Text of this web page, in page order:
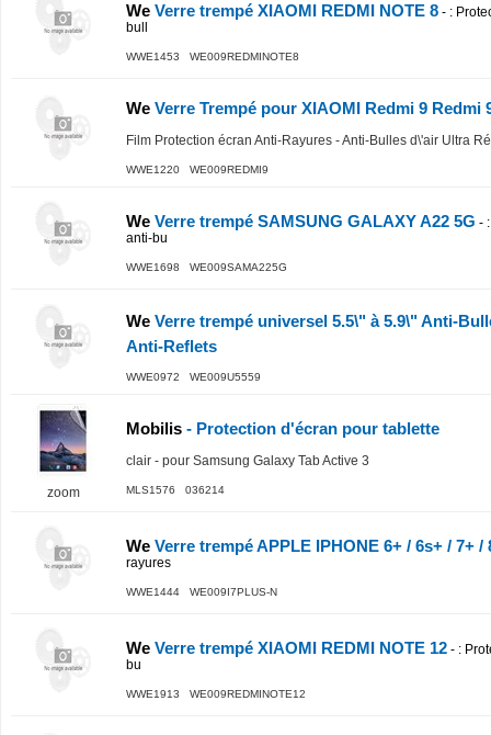
We Verre trempé XIAOMI REDMI NOTE 8 - :
bull
WWE1453 WE009REDMINOTE8
We Verre Trempé pour XIAOMI Redmi 9 Redmi
Film Protection écran Anti-Rayures - Anti-Bulles d\'air Ultra
WWE1220 WE009REDMI9
We Verre trempé SAMSUNG GALAXY A22 5G -
anti-bu
WWE1698 WE009SAMA225G
We Verre trempé universel 5.5\" à 5.9\" Anti-
Anti-Reflets
WWE0972 WE009U5559
zoom
Mobilis - Protection d'écran pour tablette
clair - pour Samsung Galaxy Tab Active 3
MLS1576 036214
We Verre trempé APPLE IPHONE 6+ / 6s+ / 7+ /
rayures
WWE1444 WE009I7PLUS-N
We Verre trempé XIAOMI REDMI NOTE 12 - :
bu
WWE1913 WE009REDMINOTE12